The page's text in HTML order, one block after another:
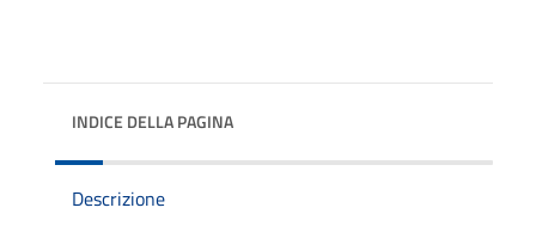
INDICE DELLA PAGINA
Descrizione